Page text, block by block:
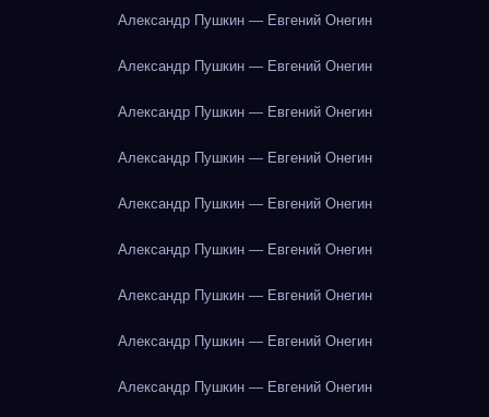
Александр Пушкин — Евгений Онегин
Александр Пушкин — Евгений Онегин
Александр Пушкин — Евгений Онегин
Александр Пушкин — Евгений Онегин
Александр Пушкин — Евгений Онегин
Александр Пушкин — Евгений Онегин
Александр Пушкин — Евгений Онегин
Александр Пушкин — Евгений Онегин
Александр Пушкин — Евгений Онегин